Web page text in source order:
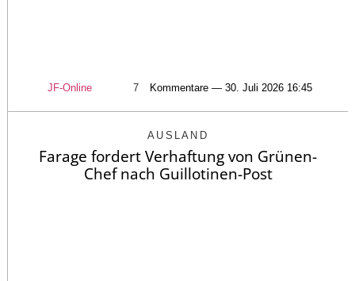
JF-Online 7 Kommentare — 30. Juli 2026 16:45
AUSLAND
Farage fordert Verhaftung von Grünen-
Chef nach Guillotinen-Post